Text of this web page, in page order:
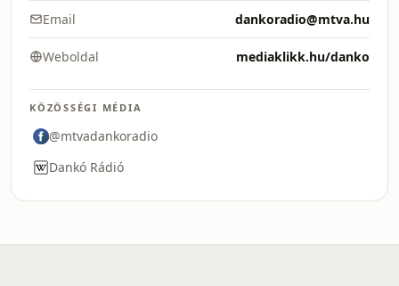
Email dankoradio@mtva.hu
Weboldal mediaklikk.hu/danko
KÖZÖSSÉGI MÉDIA
@mtvadankoradio
Dankó Rádió